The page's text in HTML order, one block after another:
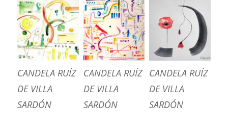
CANDELA RUÍZ
DE VILLA
SARDÓN
CANDELA RUÍZ
DE VILLA
SARDÓN
CANDELA RUÍZ
DE VILLA
SARDÓN